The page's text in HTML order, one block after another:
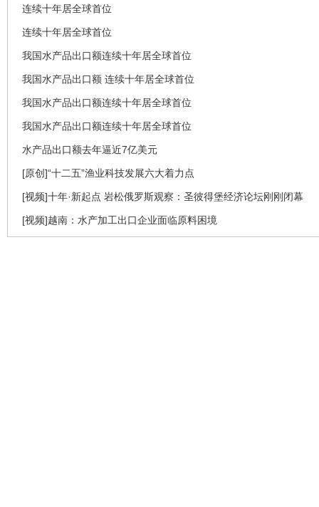
连续十年居全球首位
连续十年居全球首位
我国水产品出口额连续十年居全球首位
我国水产品出口额 连续十年居全球首位
我国水产品出口额连续十年居全球首位
我国水产品出口额连续十年居全球首位
水产品出口额去年逼近7亿美元
[原创]“十二五”渔业科技发展六大着力点
[视频]十年·新起点 岩松俄罗斯观察：圣彼得堡经济论坛刚刚闭幕
[视频]越南：水产加工出口企业面临原料困境